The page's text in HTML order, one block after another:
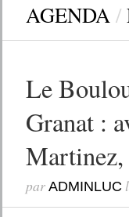
AGENDA /
Le
Granat :
Martinez,
par ADMINLUC